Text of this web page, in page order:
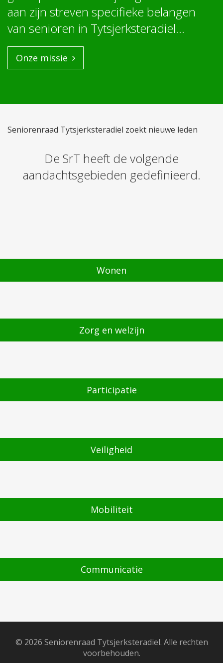
aan zijn streven specifieke belangen
van senioren in Tytsjerksteradiel…
Onze missie
Seniorenraad Tytsjerksteradiel zoekt nieuwe leden
De SrT heeft de volgende
aandachtsgebieden gedefinieerd.
Wonen
Zorg en welzijn
Participatie
Veiligheid
Mobiliteit
Communicatie
© 2026 Seniorenraad Tytsjerksteradiel. Alle rechten
voorbehouden.